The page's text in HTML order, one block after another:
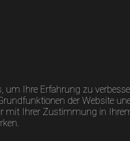
um Ihre Erfahrung zu
der Website
mit Ihrer Zustimmung in